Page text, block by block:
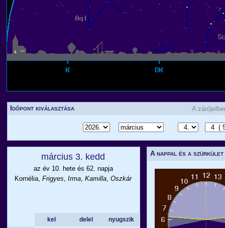
Időpont kiválasztása A
március 3. kedd
az év 10. hete és 62. napja
Kornélia,Frigyes,Irma,Kamilla,Oszkár
kel delel
nyugszik
A nappal és a szürkület